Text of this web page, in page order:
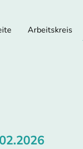
Arbeitskreis